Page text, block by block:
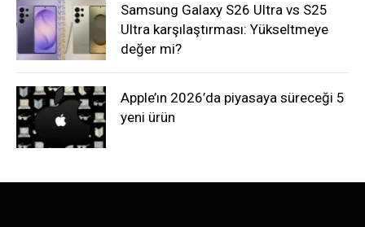
Samsung Galaxy S26 Ultra vs S25
Ultra karşılaştırması: Yükseltmeye
değer mi?
Apple’ın 2026’da piyasaya süreceği 5
yeni ürün